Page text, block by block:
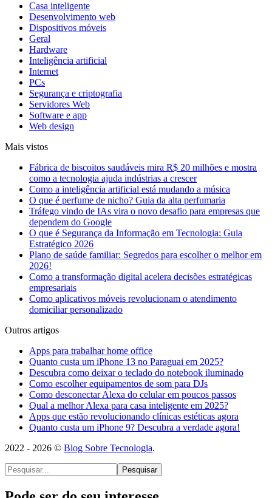
Casa inteligente
Desenvolvimento web
Dispositivos móveis
Geral
Hardware
Inteligência artificial
Internet
PCs
Segurança e criptografia
Servidores Web
Software e app
Web design
Mais vistos
Fábrica de biscoitos saudáveis mira R$ 20 milhões e mostra
como a tecnologia ajuda indústrias a crescer
Como a inteligência artificial está mudando a música
O que é perfume de nicho? Guia da alta perfumaria
Tráfego vindo de IAs vira o novo desafio para empresas que
dependem do Google
O que é Segurança da Informação em Tecnologia: Guia
Estratégico 2026
Plano de saúde familiar: Segredos para escolher o melhor em
2026!
Como a transformação digital acelera decisões estratégicas
empresariais
Como aplicativos móveis revolucionam o atendimento
domiciliar personalizado
Outros artigos
Apps para trabalhar home office​
Quanto custa um iPhone 13 no Paraguai em 2025?
Descubra como deixar o teclado do notebook iluminado
Como escolher equipamentos de som para DJs
Como desconectar Alexa do celular em poucos passos
Qual a melhor Alexa para casa inteligente em 2025?
Apps que estão revolucionando clínicas estéticas agora
Quanto custa um iPhone 9? Descubra a verdade agora!
2022 - 2026 © Blog Sobre Tecnologia.
Pesquisar